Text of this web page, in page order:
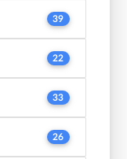
39
22
33
26